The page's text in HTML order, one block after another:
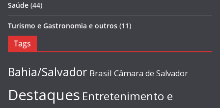
Saúde (44)
Turismo e Gastronomia e outros (11)
Tags
Bahia/Salvador Brasil Câmara de Salvador
Destaques Entretenimento e